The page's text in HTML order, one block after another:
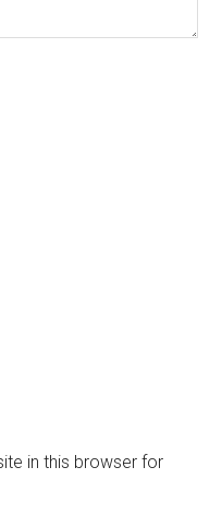
in this browser for